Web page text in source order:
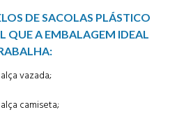
pode ser liso ou impresso
ser transparente ou pigmentada
DE SACOLAS PLÁSTICO
QUE A EMBALAGEM IDEAL
vazada;
camiseta;